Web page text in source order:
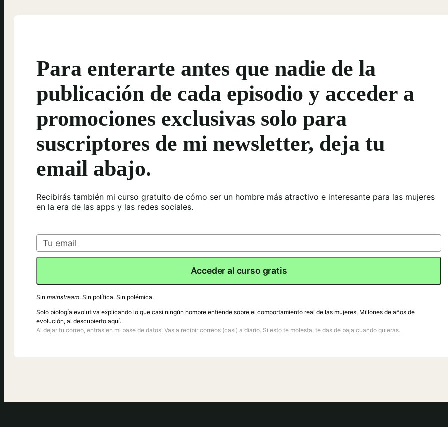
Para enterarte antes que nadie de la
publicación de cada episodio y acceder a
promociones exclusivas solo para
suscriptores de mi newsletter, deja tu
email abajo.
Recibirás también mi curso gratuito de cómo ser un hombre más atractivo e interesante para las mujeres
en la era de las apps y las redes sociales.
Acceder al curso gratis
Sinmainstream. Sin política. Sin polémica.
Solo biología evolutiva explicando lo que casi ningún hombre entiende sobre el comportamiento real de las mujeres. Millones de años de
evolución, al descubierto aquí.
Al dejar tu correo, entras en mi base de datos. Vas a recibir correos (casi) a diario. Si esto te molesta, te das de baja cuando quieras.